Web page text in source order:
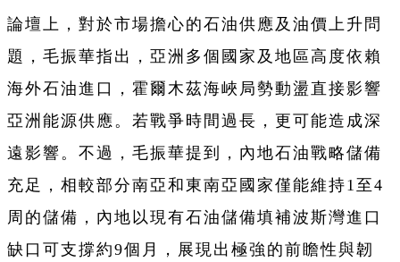
論壇上，對於市場擔心的石油供應及油價上升問
題，毛振華指出，亞洲多個國家及地區高度依賴
海外石油進口，霍爾木茲海峽局勢動盪直接影響
亞洲能源供應。若戰爭時間過長，更可能造成深
遠影響。不過，毛振華提到，內地石油戰略儲備
充足，相較部分南亞和東南亞國家僅能維持1至4
周的儲備，內地以現有石油儲備填補波斯灣進口
缺口可支撐約9個月，展現出極強的前瞻性與韌